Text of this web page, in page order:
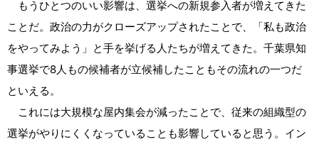
もうひとつのいい影響は、選挙への新規参入者が増えてきた
ことだ。政治の力がクローズアップされたことで、「私も政治
をやってみよう」と手を挙げる人たちが増えてきた。千葉県知
事選挙で8人もの候補者が立候補したこともその流れの一つだ
といえる。
これには大規模な屋内集会が減ったことで、従来の組織型の
選挙がやりにくくなっていることも影響していると思う。イン